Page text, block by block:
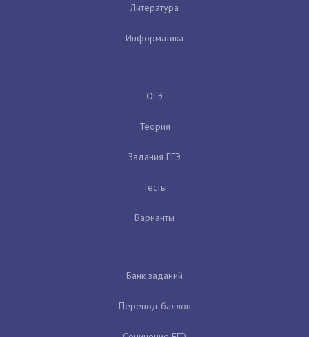
Литература
Информатика
ОГЭ
Теория
Задания ЕГЭ
Тесты
Варианты
Банк заданий
Перевод баллов